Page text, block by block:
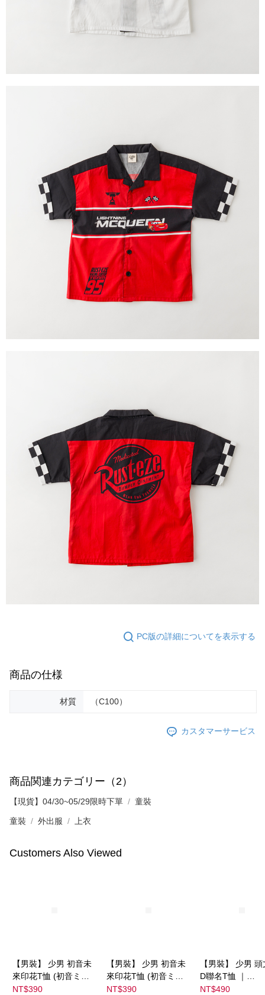
PC版の詳細についてを表示する
商品の仕様
材質 （C100）
カスタマーサービス
商品関連カテゴリー（2）
【現貨】04/30~05/29限時下單 童裝
童裝 外出服 上衣
Customers Also Viewed
【男裝】 少男 初音未
來印花T恤 (初音ミク)
｜
NT$390
【男裝】 少男 初音未
來印花T恤 (初音ミク)
｜
NT$390
【男裝】 少男
D聯名T恤 ｜
NT$490